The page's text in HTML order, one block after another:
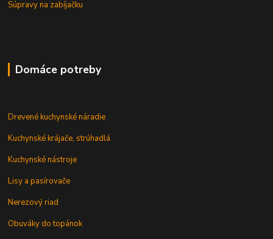
Súpravy na zabíjačku
Domáce potreby
Drevené kuchynské náradie
Kuchynské krájače, strúhadlá
Kuchynské nástroje
Lisy a pasírovače
Nerezový riad
Obuváky do topánok